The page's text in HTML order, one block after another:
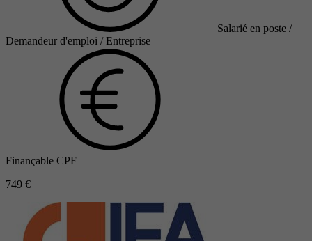
Salarié en poste /
Demandeur d'emploi / Entreprise
Finançable CPF
749 €